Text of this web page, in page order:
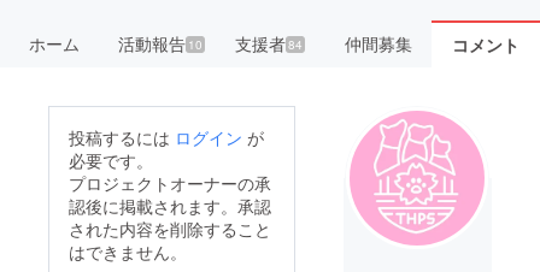
ホーム 活動報告10 支援者84 仲間募集 コメント
投稿するには ログイン が
必要です。
プロジェクトオーナーの承
認後に掲載されます。承認
された内容を削除すること
はできません。